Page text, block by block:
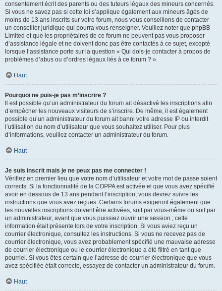
consentement écrit des parents ou des tuteurs légaux des mineurs concernés.
Si vous ne savez pas si cette loi s’applique également aux mineurs âgés de
moins de 13 ans inscrits sur votre forum, nous vous conseillons de contacter
un conseiller juridique qui pourra vous renseigner. Veuillez noter que phpBB
Limited et que les propriétaires de ce forum ne peuvent pas vous proposer
d’assistance légale et ne doivent donc pas être contactés à ce sujet, excepté
lorsque l’assistance porte sur la question « Qui dois-je contacter à propos de
problèmes d’abus ou d’ordres légaux liés à ce forum ? ».
Haut
Pourquoi ne puis-je pas m’inscrire ?
Il est possible qu’un administrateur du forum ait désactivé les inscriptions afin
d’empêcher les nouveaux visiteurs de s’inscrire. De même, il est également
possible qu’un administrateur du forum ait banni votre adresse IP ou interdit
l’utilisation du nom d’utilisateur que vous souhaitez utiliser. Pour plus
d’informations, veuillez contacter un administrateur du forum.
Haut
Je suis inscrit mais je ne peux pas me connecter !
Vérifiez en premier lieu que votre nom d’utilisateur et votre mot de passe soient
corrects. Si la fonctionnalité de la COPPA est activée et que vous avez spécifié
avoir en dessous de 13 ans pendant l’inscription, vous devrez suivre les
instructions que vous avez reçues. Certains forums exigeront également que
les nouvelles inscriptions doivent être activées, soit par vous-même ou soit par
un administrateur, avant que vous puissiez ouvrir une session ; cette
information était présente lors de votre inscription. Si vous aviez reçu un
courrier électronique, consultez les instructions. Si vous ne recevez pas de
courrier électronique, vous avez probablement spécifié une mauvaise adresse
de courrier électronique ou le courrier électronique a été filtré en tant que
pourriel. Si vous êtes certain que l’adresse de courrier électronique que vous
avez spécifiée était correcte, essayez de contacter un administrateur du forum.
Haut